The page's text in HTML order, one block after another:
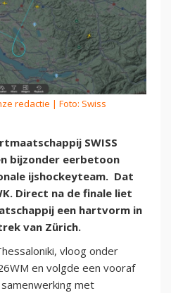
redactie | Foto: Swiss
SWISS
bijzonder eerbetoon
ijshockeyteam. Dat
Direct na de finale liet
een hartvorm in
van Zürich.
vloog onder
en volgde een vooraf
met